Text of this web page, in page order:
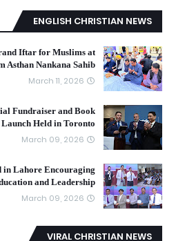
ENGLISH CHRISTIAN NEWS
Iftar for Muslims at
Asthan Nankana Sahib
March 11, 2026
Fundraiser and Book
Launch Held in Toronto
March 09, 2026
in Lahore Encouraging
and Leadership
March 09, 2026
VIRAL CHRISTIAN NEWS